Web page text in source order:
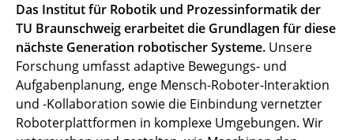
Das Institut für Robotik und Prozessinformatik der
TU Braunschweig erarbeitet die Grundlagen für diese
nächste Generation robotischer Systeme. Unsere
Forschung umfasst adaptive Bewegungs- und
Aufgabenplanung, enge Mensch-Roboter-Interaktion
und -Kollaboration sowie die Einbindung vernetzter
Roboterplattformen in komplexe Umgebungen. Wir